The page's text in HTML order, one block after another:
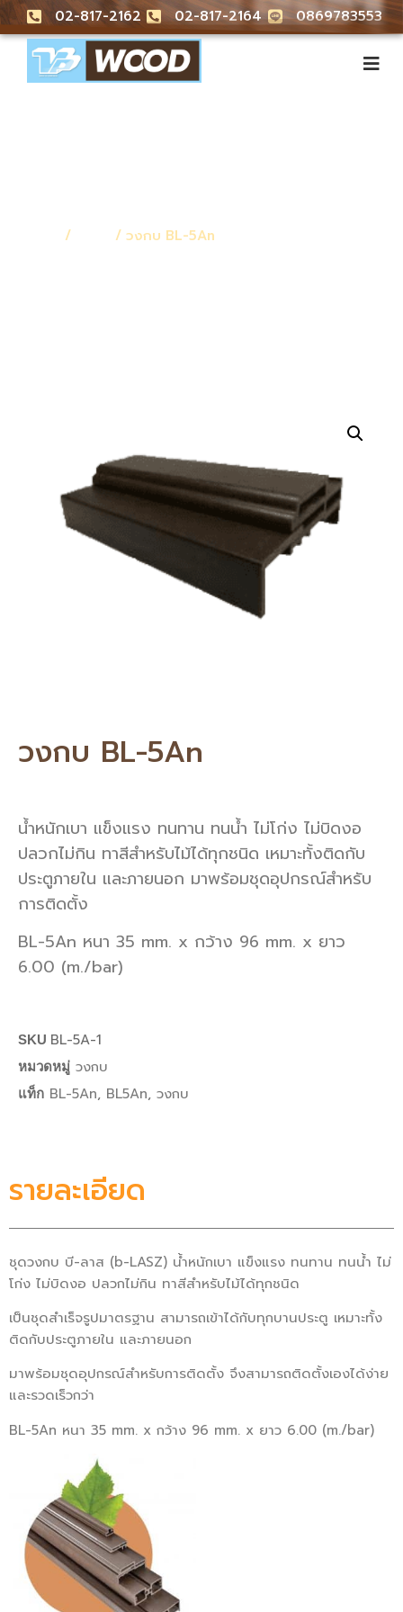
02-817-2162 02-817-2164 0869783553
/ / วงกบ BL-5An
วงกบ BL-5An
น้ำหนักเบา แข็งแรง ทนทาน ทนน้ำ ไม่โก่ง ไม่บิดงอ
ปลวกไม่กิน ทาสีสำหรับไม้ได้ทุกชนิด เหมาะทั้งติดกับ
ประตูภายใน และภายนอก มาพร้อมชุดอุปกรณ์สำหรับ
การติดตั้ง
BL-5An หนา 35 mm. x กว้าง 96 mm. x ยาว
6.00 (m./bar)
SKU BL-5A-1
หมวดหมู่ วงกบ
แท็ก BL-5An, BL5An, วงกบ
รายละเอียด
ชุดวงกบ บี-ลาส (b-LASZ) น้ำหนักเบา แข็งแรง ทนทาน ทนน้ำ ไม่
โก่ง ไม่บิดงอ ปลวกไม่กิน ทาสีสำหรับไม้ได้ทุกชนิด
เป็นชุดสำเร็จรูปมาตรฐาน สามารถเข้าได้กับทุกบานประตู เหมาะทั้ง
ติดกับประตูภายใน และภายนอก
มาพร้อมชุดอุปกรณ์สำหรับการติดตั้ง จึงสามารถติดตั้งเองได้ง่าย
และรวดเร็วกว่า
BL-5An หนา 35 mm. x กว้าง 96 mm. x ยาว 6.00 (m./bar)